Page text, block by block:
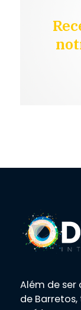
Além de ser
de